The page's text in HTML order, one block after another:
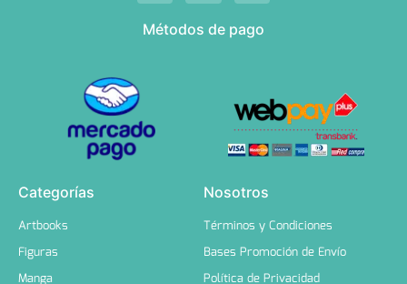
Métodos de pago
Categorías
Artbooks
Figuras
Manga
Nosotros
Términos y Condiciones
Bases Promoción de Envío
Política de Privacidad